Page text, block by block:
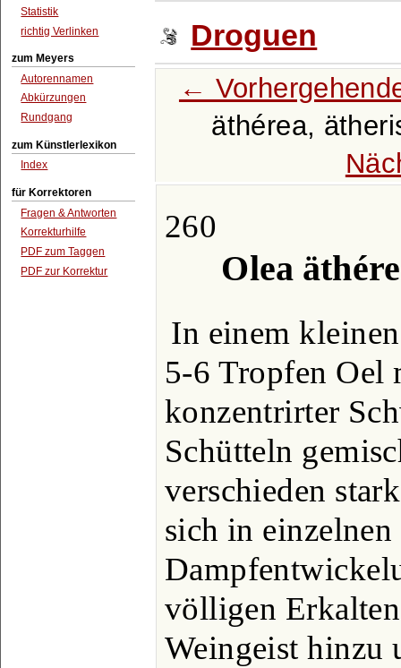
Statistik
richtig Verlinken
zum Meyers
Autorennamen
Abkürzungen
Rundgang
zum Künstlerlexikon
Index
für Korrektoren
Fragen & Antworten
Korrekturhilfe
PDF zum Taggen
PDF zur Korrektur
Droguen
←
äthérea,
260
Olea
In einem
5-6 Tropfen Oel
konzentrirter
Schütteln
verschieden
sich in
völligen
Weingeist hinzu